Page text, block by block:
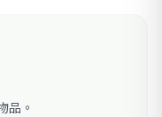
品。